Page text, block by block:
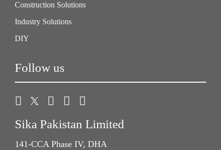
Construction Solutions
Industry Solutions
DIY
Follow us
Sika Pakistan Limited
141-CCA Phase IV, DHA